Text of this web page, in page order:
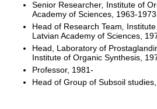
Senior Researcher Institute of
Academy of Sciences, 1963-1973
Head of Research Team
Latvian Academy of Sciences,
Head, Laboratory of
Institute of Organic Synthesis,
Professor, 1981-
Head of Group of Subsoil